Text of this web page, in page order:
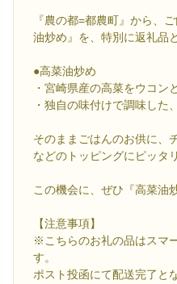
『農の都=都農町』から、
油炒め』を、特別に返礼品
●高菜油炒め
・宮崎県産の高菜をウコン
・独自の味付けで調味した
そのままごはんのお供に、
などのトッピングにピッタ
この機会に、ぜひ『高菜油
【注意事項】
※こちらのお礼の品はスマ
す。
ポスト投函にて配送完了と